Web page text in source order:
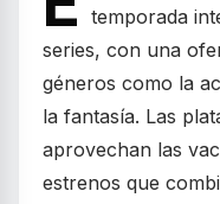
temporada
series, con una
géneros como la
la fantasía. Las
aprovechan las
estrenos que